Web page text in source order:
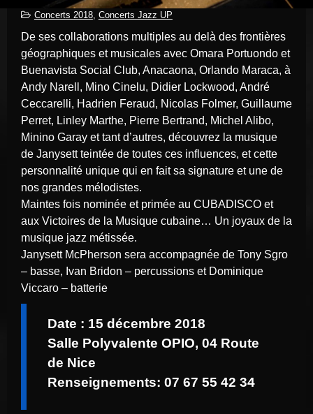
Concerts 2018, Concerts Jazz UP
De ses collaborations multiples au delà des frontières
géographiques et musicales avec Omara Portuondo et
Buenavista Social Club, Anacaona, Orlando Maraca, à
Andy Narell, Mino Cinelu, Didier Lockwood, André
Ceccarelli, Hadrien Feraud, Nicolas Folmer, Guillaume
Perret, Linley Marthe, Pierre Bertrand, Michel Alibo,
Minino Garay et tant d’autres, découvrez la musique
de Janysett teintée de toutes ces influences, et cette
personnalité unique qui en fait sa signature et une de
nos grandes mélodistes.
Maintes fois nominée et primée au CUBADISCO et
aux Victoires de la Musique cubaine… Un joyaux de la
musique jazz métissée.
Janysett McPherson sera accompagnée de Tony Sgro
– basse, Ivan Bridon – percussions et Dominique
Viccaro – batterie
Date : 15 décembre 2018
Salle Polyvalente OPIO, 04 Route
de Nice
Renseignements: 07 67 55 42 34